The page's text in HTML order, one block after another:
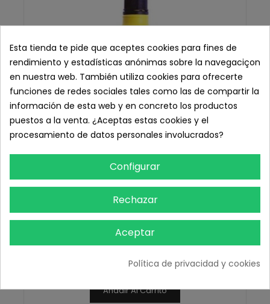
Povidona Iodada 500 ml.
8,41 € IVA inc.
6,95 € sin IVA
Añadir Al Carrito
Esta tienda te pide que aceptes cookies para fines de
rendimiento y estadísticas anónimas sobre la navegaciçon
en nuestra web. También utiliza cookies para ofrecerte
funciones de redes sociales tales como las de compartir la
información de esta web y en concreto los productos
puestos a la venta. ¿Aceptas estas cookies y el
procesamiento de datos personales involucrados?
Configurar
Rechazar
Aceptar
Política de privacidad y cookies